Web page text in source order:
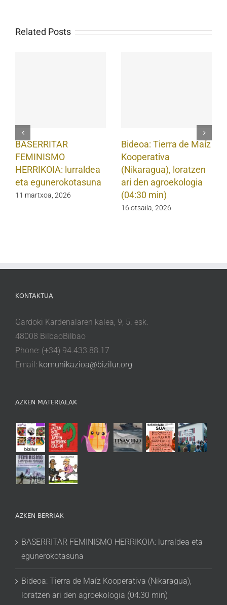
Related Posts
BASERRITAR
FEMINISMO
HERRIKOIA: lurraldea
eta egunerokotasuna
11 martxoa, 2026
Bideoa: Tierra de Maíz
Kooperativa
(Nikaragua), loratzen
ari den agroekologia
(04:30 min)
16 otsaila, 2026
KONTAKTUA
Gardoki Kardenalaren kalea, 9, 5. esk.
48008 BilbaoBilbao
Phone: (+34) 94.433.88.17
Email: komunikazioa@bizilur.org
AZKEN MATERIALAK
AZKEN BERRIAK
BASERRITAR FEMINISMO HERRIKOIA: lurraldea eta
egunerokotasuna
Bideoa: Tierra de Maíz Kooperativa (Nikaragua),
loratzen ari den agroekologia (04:30 min)